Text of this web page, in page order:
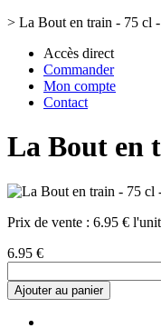
> La Bout en train - 75 cl
Accès direct
Commander
Mon compte
Contact
La Bout en
Prix de vente : 6.95 €
6.95 €
Ajouter au panier